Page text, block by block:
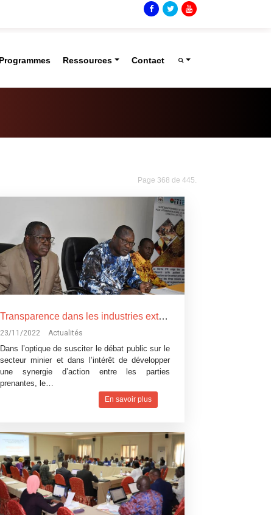
Ressources Contact
Page 368 de 445.
Transparence dans les industries extractives : les parties prenantes de l’ITIE Burkina se forment sur la chaîne de valeurs du secteur extractif
23/11/2022 Actualités
Dans l’optique de susciter le débat public sur le
secteur minier et dans l’intérêt de développer
une synergie d’action entre les parties
prenantes, le…
En savoir plus